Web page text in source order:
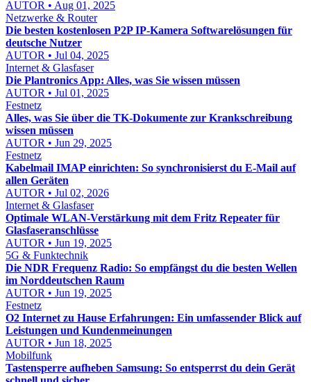
AUTOR • Aug 01, 2025
Netzwerke & Router
Die besten kostenlosen P2P IP-Kamera Softwarelösungen für
deutsche Nutzer
AUTOR • Jul 04, 2025
Internet & Glasfaser
Die Plantronics App: Alles, was Sie wissen müssen
AUTOR • Jul 01, 2025
Festnetz
Alles, was Sie über die TK-Dokumente zur Krankschreibung
wissen müssen
AUTOR • Jun 29, 2025
Festnetz
Kabelmail IMAP einrichten: So synchronisierst du E-Mail auf
allen Geräten
AUTOR • Jul 02, 2026
Internet & Glasfaser
Optimale WLAN-Verstärkung mit dem Fritz Repeater für
Glasfaseranschlüsse
AUTOR • Jun 19, 2025
5G & Funktechnik
Die NDR Frequenz Radio: So empfängst du die besten Wellen
im Norddeutschen Raum
AUTOR • Jun 19, 2025
Festnetz
O2 Internet zu Hause Erfahrungen: Ein umfassender Blick auf
Leistungen und Kundenmeinungen
AUTOR • Jun 18, 2025
Mobilfunk
Tastensperre aufheben Samsung: So entsperrst du dein Gerät